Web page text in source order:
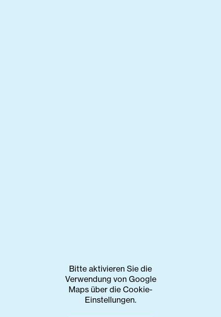
Bitte aktivieren Sie die
Verwendung von Google
Maps über die Cookie-
Einstellungen.